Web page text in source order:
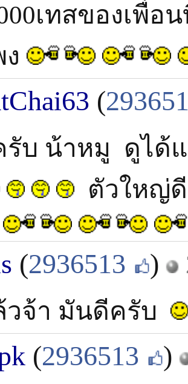
เทสของเพื่
(
รับ น้าหมู ดูได้
ตัวใหญ่
(2936513 )
วจ้า มันดีครับ
(2936513 )